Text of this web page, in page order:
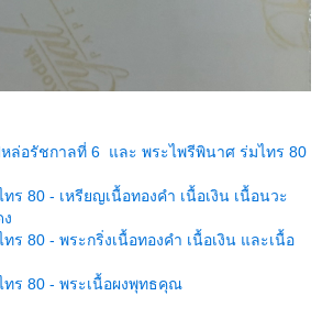
ล่อรัชกาลที่ 6 และ พระไพรีพินาศ ร่มไทร 80
ทร 80 - เหรียญเนื้อทองคำ เนื้อเงิน เนื้อนวะ
ร 80 - พระกริ่งเนื้อทองคำ เนื้อเงิน และเนื้อ
ร 80 - พระเนื้อผงพุทธคุณ